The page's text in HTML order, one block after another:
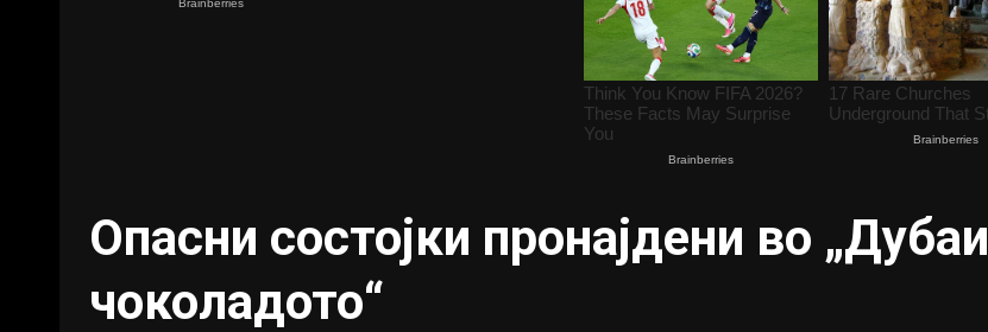
Опасни состојки пронајдени во „Дубаи
чоколадото“